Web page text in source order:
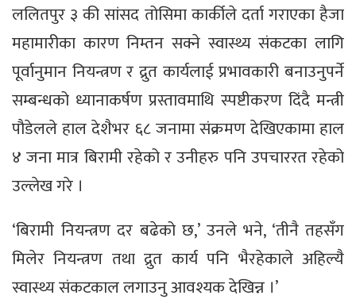
ललितपुर ३ की सांसद तोसिमा कार्कीले दर्ता गराएका हैजा
महामारीका कारण निम्तन सक्ने स्वास्थ्य संकटका लागि
पूर्वानुमान नियन्त्रण र द्रुत कार्यलाई प्रभावकारी बनाउनुपर्ने
सम्बन्धको ध्यानाकर्षण प्रस्तावमाथि स्पष्टीकरण दिंदै मन्त्री
पौडेलले हाल देशैभर ६८ जनामा संक्रमण देखिएकामा हाल
४ जना मात्र बिरामी रहेको र उनीहरु पनि उपचाररत रहेको
उल्लेख गरे ।
‘बिरामी नियन्त्रण दर बढेको छ,’ उनले भने, ‘तीनै तहसँग
मिलेर नियन्त्रण तथा द्रुत कार्य पनि भैरहेकाले अहिल्यै
स्वास्थ्य संकटकाल लगाउनु आवश्यक देखिन्न ।’